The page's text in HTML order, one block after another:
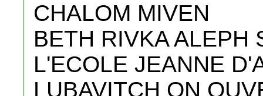
CHALOM MIVEN
BETH RIVKA ALEPH
L'ECOLE JEANNE
LUBAVITCH ON